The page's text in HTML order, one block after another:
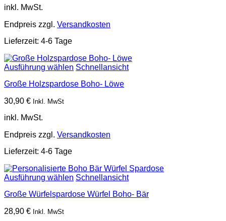
inkl. MwSt.
Endpreis zzgl. Versandkosten
Lieferzeit: 4-6 Tage
Ausführung wählen Schnellansicht
Große Holzspardose Boho- Löwe
30,90 € Inkl. MwSt
inkl. MwSt.
Endpreis zzgl. Versandkosten
Lieferzeit: 4-6 Tage
Ausführung wählen Schnellansicht
Große Würfelspardose Würfel Boho- Bär
28,90 € Inkl. MwSt